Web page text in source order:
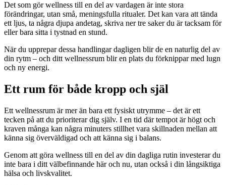
Det som gör wellness till en del av vardagen är inte stora
förändringar, utan små, meningsfulla ritualer. Det kan vara att tända
ett ljus, ta några djupa andetag, skriva ner tre saker du är tacksam för
eller bara sitta i tystnad en stund.
När du upprepar dessa handlingar dagligen blir de en naturlig del av
din rytm – och ditt wellnessrum blir en plats du förknippar med lugn
och ny energi.
Ett rum för både kropp och själ
Ett wellnessrum är mer än bara ett fysiskt utrymme – det är ett
tecken på att du prioriterar dig själv. I en tid där tempot är högt och
kraven många kan några minuters stillhet vara skillnaden mellan att
känna sig överväldigad och att känna sig i balans.
Genom att göra wellness till en del av din dagliga rutin investerar du
inte bara i ditt välbefinnande här och nu, utan också i din långsiktiga
hälsa och livskvalitet.